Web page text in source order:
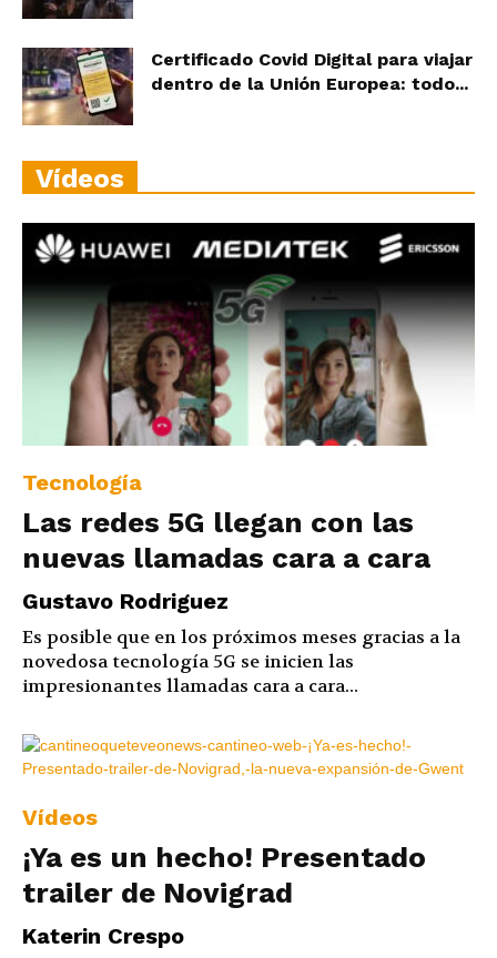
Certificado Covid Digital para viajar
dentro de la Unión Europea: todo...
Vídeos
Tecnología
Las redes 5G llegan con las
nuevas llamadas cara a cara
Gustavo Rodriguez
Es posible que en los próximos meses gracias a la
novedosa tecnología 5G se inicien las
impresionantes llamadas cara a cara...
Vídeos
¡Ya es un hecho! Presentado
trailer de Novigrad
Katerin Crespo